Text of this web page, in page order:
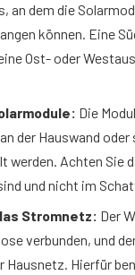
an dem die
können. Eine
Ost- oder
Die
der Hauswand
werden. Achten Sie
und nicht im
Stromnetz: Der
verbunden, und
Hausnetz. Hierfür